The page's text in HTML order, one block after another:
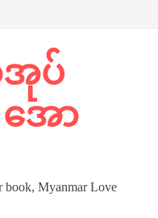
အုပ်
ော
book, Myanmar Love